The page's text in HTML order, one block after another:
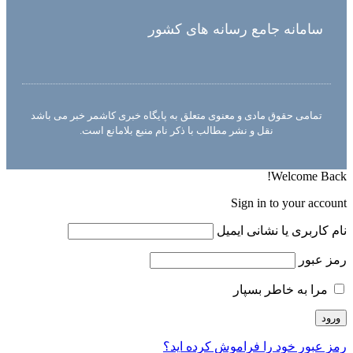
سامانه جامع رسانه های کشور
تمامی حقوق مادی و معنوی متعلق به پایگاه خبری کاشمر خبر می باشد
نقل و نشر مطالب با ذکر نام منبع بلامانع است.
Welcome Back!
Sign in to your account
نام کاربری یا نشانی ایمیل
رمز عبور
مرا به خاطر بسپار
رمز عبور خود را فراموش کرده اید؟